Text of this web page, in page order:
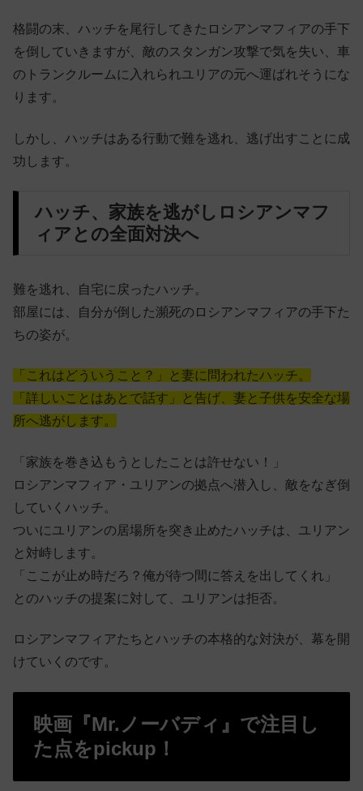
格闘の末、ハッチを尾行してきたロシアンマフィアの手下
を倒していきますが、 敵のスタンガン攻撃で気を失い、車
のトランクルームに入れられユリアの元へ運ばれそうにな
ります。
しかし、ハッチはある行動で難を逃れ、逃げ出すことに成
功します。
ハッチ、家族を逃がしロシアンマフ
ィアとの全面対決へ
難を逃れ、自宅に戻ったハッチ。
部屋には、自分が倒した瀕死のロシアンマフィアの手下た
ちの姿が。
「これはどういうこと？」と妻に問われたハッチ。
「詳しいことはあとで話す」と告げ、妻と子供を安全な場
所へ逃がします。
「家族を巻き込もうとしたことは許せない！」
ロシアンマフィア・ユリアンの拠点へ潜入し、敵をなぎ倒
していくハッチ。
ついにユリアンの居場所を突き止めたハッチは、ユリアン
と対峙します。
「ここが止め時だろ？俺が待つ間に答えを出してくれ」
とのハッチの提案に対して、ユリアンは拒否。
ロシアンマフィアたちとハッチの本格的な対決が、幕を開
けていくのです。
映画『Mr.ノーバディ』で注目し
た点をpickup！